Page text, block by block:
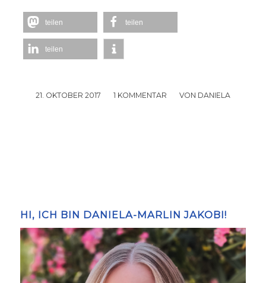
teilen teilen
teilen
21. OKTOBER 2017
/ 1 KOMMENTAR
/ VON DANIELA
HI, ICH BIN DANIELA-MARLIN JAKOBI!